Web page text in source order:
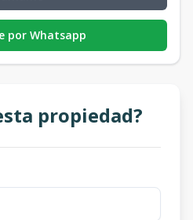
por Whatsapp
propiedad?